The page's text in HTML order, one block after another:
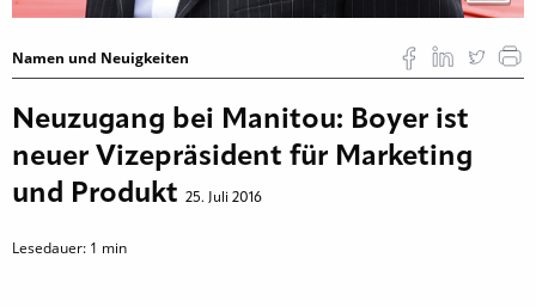
Namen und Neuigkeiten
Neuzugang bei Manitou: Boyer ist
neuer Vizepräsident für Marketing
und Produkt 25. Juli 2016
Lesedauer: 1 min